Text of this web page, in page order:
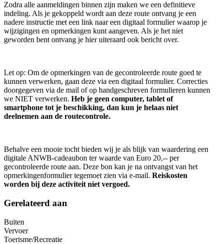
Zodra alle aanmeldingen binnen zijn maken we een definitieve
indeling. Als je gekoppeld wordt aan deze route ontvang je een
nadere instructie met een link naar een digitaal formulier waarop je
wijzigingen en opmerkingen kunt aangeven. Als je het niet
geworden bent ontvang je hier uiteraard ook bericht over.
Let op: Om de opmerkingen van de gecontroleerde route goed te
kunnen verwerken, gaan deze via een digitaal formulier. Correcties
doorgegeven via de mail of op handgeschreven formulieren kunnen
we NIET verwerken. Heb je geen computer, tablet of
smartphone tot je beschikking, dan kun je helaas niet
deelnemen aan de routecontrole.
Behalve een mooie tocht bieden wij je als blijk van waardering een
digitale ANWB-cadeaubon ter waarde van Euro 20,-- per
gecontroleerde route aan. Deze bon kan je na ontvangst van het
opmerkingenformulier tegemoet zien via e-mail. Reiskosten
worden bij deze activiteit niet vergoed.
Gerelateerd aan
Buiten
Vervoer
Toerisme/Recreatie